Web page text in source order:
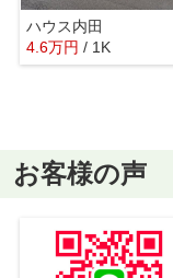
ハウス内田
4.6万円 / 1K
お客様の声